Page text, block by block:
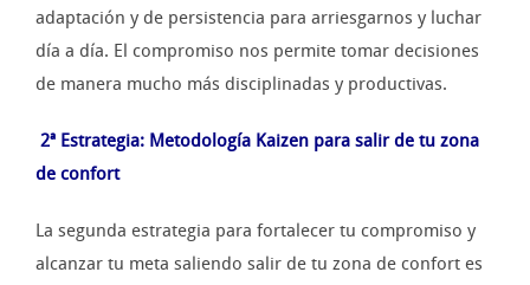
adaptación y de persistencia para arriesgarnos y luchar
día a día. El compromiso nos permite tomar decisiones
de manera mucho más disciplinadas y productivas.
2ª Estrategia: Metodología Kaizen para salir de tu zona
de confort
La segunda estrategia para fortalecer tu compromiso y
alcanzar tu meta saliendo salir de tu zona de confort es